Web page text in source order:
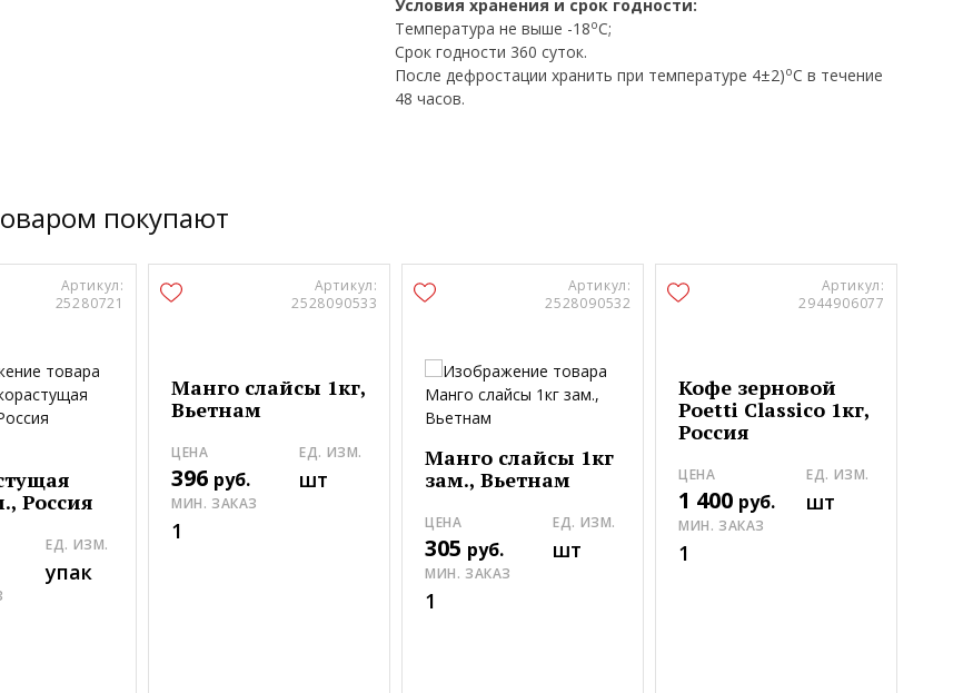
Условия хранения и срок годности:
Температура не выше -18oC;
Срок годности 360 суток.
После дефростации хранить при температуре 4±2)oC в течение
48 часов.
покупают
Артикул:
25280721
Россия
ЕД. ИЗМ.
упак
Артикул:
2528090533
Манго слайсы 1кг,
Вьетнам
ЦЕНА
396 руб.
ЕД. ИЗМ.
шт
МИН. ЗАКАЗ
1
Артикул:
2528090532
Манго слайсы 1кг
зам., Вьетнам
ЦЕНА
305 руб.
ЕД. ИЗМ.
шт
МИН. ЗАКАЗ
1
Артикул:
2944906077
Кофе зерновой
Poetti Classico 1кг,
Россия
ЦЕНА
1 400 руб.
ЕД. ИЗМ.
шт
МИН. ЗАКАЗ
1